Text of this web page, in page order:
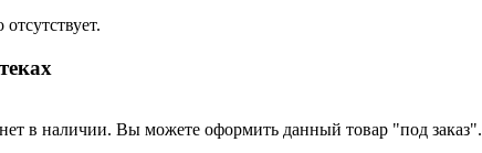
в наличии. Вы можете оформить данный товар "под заказ".